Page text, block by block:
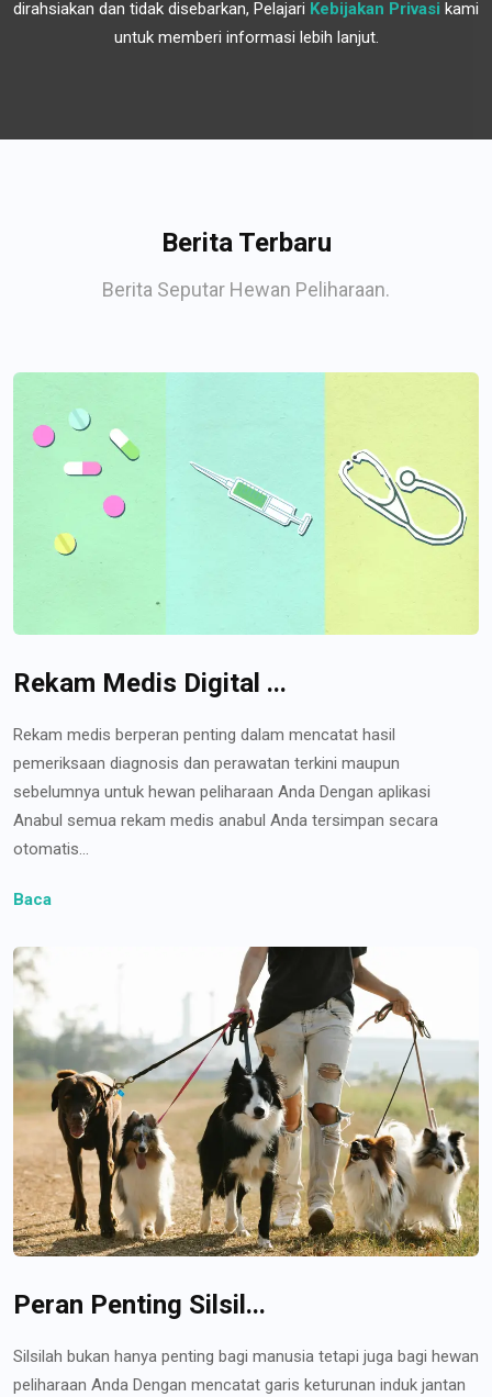
dirahsiakan dan tidak disebarkan, Pelajari Kebijakan Privasi kami
untuk memberi informasi lebih lanjut.
Berita Terbaru
Berita Seputar Hewan Peliharaan.
Rekam Medis Digital ...
Rekam medis berperan penting dalam mencatat hasil
pemeriksaan diagnosis dan perawatan terkini maupun
sebelumnya untuk hewan peliharaan Anda Dengan aplikasi
Anabul semua rekam medis anabul Anda tersimpan secara
otomatis...
Baca
Peran Penting Silsil...
Silsilah bukan hanya penting bagi manusia tetapi juga bagi hewan
peliharaan Anda Dengan mencatat garis keturunan induk jantan